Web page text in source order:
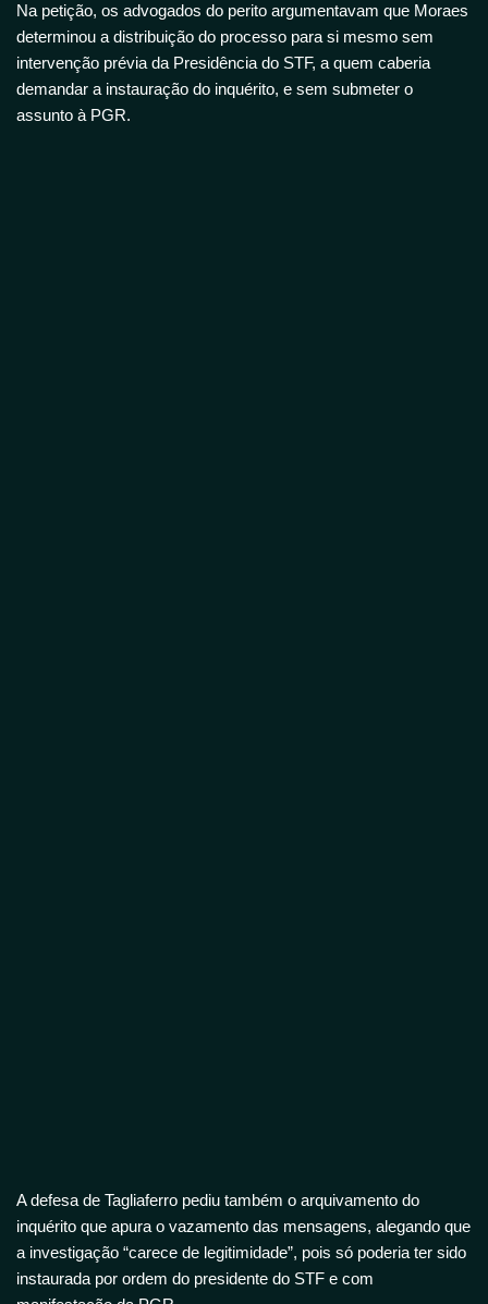
Na petição, os advogados do perito argumentavam que Moraes
determinou a distribuição do processo para si mesmo sem
intervenção prévia da Presidência do STF, a quem caberia
demandar a instauração do inquérito, e sem submeter o
assunto à PGR.
A defesa de Tagliaferro pediu também o arquivamento do
inquérito que apura o vazamento das mensagens, alegando que
a investigação “carece de legitimidade”, pois só poderia ter sido
instaurada por ordem do presidente do STF e com